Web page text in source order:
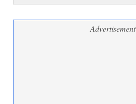
Advertisement